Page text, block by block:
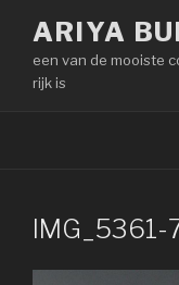
inhoud
springen
ARIYA
een van de mooiste
rijk is